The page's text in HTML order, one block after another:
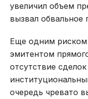
увеличил объем
вызвал обвальное
Еще одним риском
эмитентом
отсутствие
очередь чревато